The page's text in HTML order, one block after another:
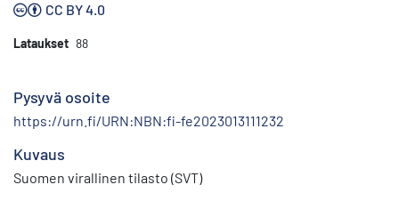
CC BY 4.0
Lataukset 88
Pysyvä osoite
https://urn.fi/URN:NBN:fi-fe2023013111232
Kuvaus
Suomen virallinen tilasto (SVT)